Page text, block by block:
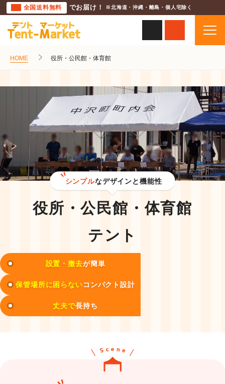
全国送料無料 でお届け！ ※北海道・沖縄・離島・個人宅除く
HOME 役所・公民館・体育館
シンプルなデザインと機能性
役所・公民館・体育館
テント
設置・撤去が簡単
保管場所に困らないコンパクト設計
丈夫で長持ち